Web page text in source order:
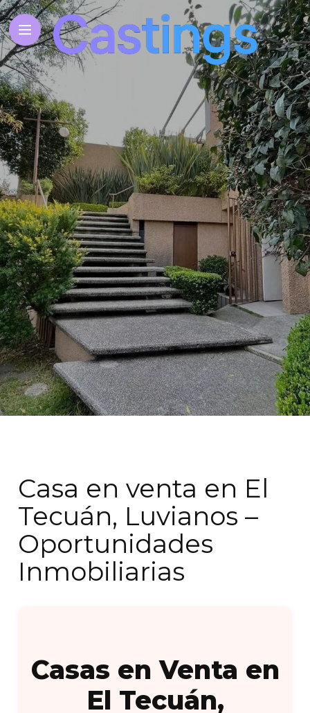
Casa en venta en El
Tecuán, Luvianos –
Oportunidades
Inmobiliarias
Casas en Venta en
El Tecuán,